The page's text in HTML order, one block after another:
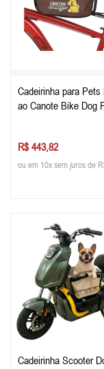
Cadeirinha para Pets
ao Canote Bike Dog
R$ 443,82
ou em 10x sem juros de
Cadeirinha Scooter